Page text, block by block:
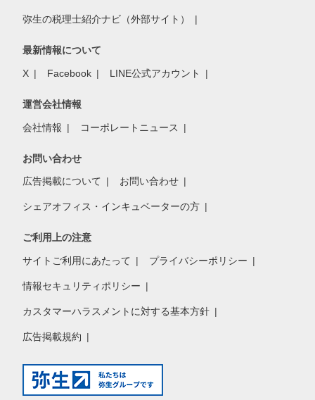
弥生の税理士紹介ナビ（外部サイト）
最新情報について
X Facebook LINE公式アカウント
運営会社情報
会社情報 コーポレートニュース
お問い合わせ
広告掲載について お問い合わせ
シェアオフィス・インキュベーターの方
ご利用上の注意
サイトご利用にあたって プライバシーポリシー
情報セキュリティポリシー
カスタマーハラスメントに対する基本方針
広告掲載規約